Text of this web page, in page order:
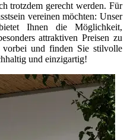
trotzdem gerecht werden. Für
vereinen möchten: Unser
Ihnen die Möglichkeit,
attraktiven Preisen zu
vorbei und finden Sie stilvolle
und einzigartig!